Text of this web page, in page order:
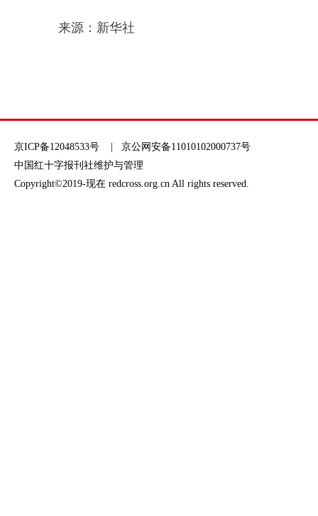
来源：新华社
京ICP备12048533号 | 京公网安备11010102000737号
中国红十字报刊社维护与管理
Copyright©2019-现在 redcross.org.cn All rights reserved.